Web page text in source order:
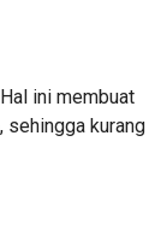
ini membuat
sehingga kurang